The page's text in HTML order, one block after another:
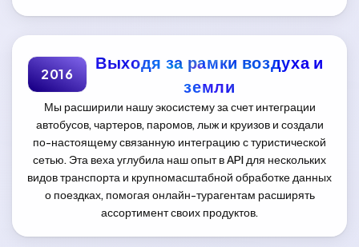
2016
Выходя за рамки воздуха и
земли
Мы расширили нашу экосистему за счет интеграции
автобусов, чартеров, паромов, лыж и круизов и создали
по-настоящему связанную интеграцию с туристической
сетью. Эта веха углубила наш опыт в API для нескольких
видов транспорта и крупномасштабной обработке данных
о поездках, помогая онлайн-турагентам расширять
ассортимент своих продуктов.